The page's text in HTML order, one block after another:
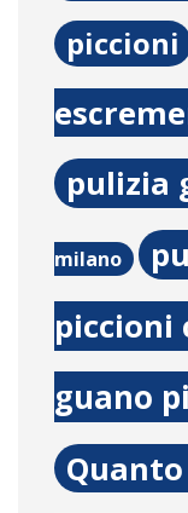
piccioni
pulizia
milano
piccioni
guano